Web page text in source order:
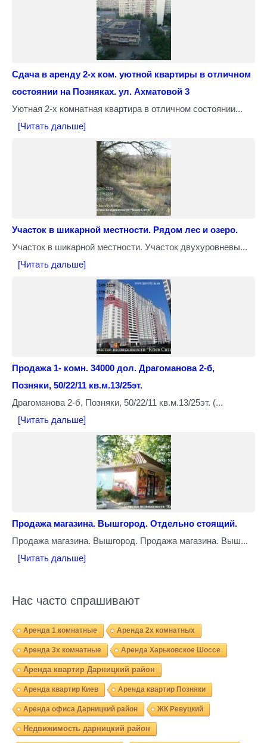
Сдача в аренду 2-х ком. уютной квартиры в отличном
состоянии на Позняках. ул. Ахматовой 3
Уютная 2-х комнатная квартира в отличном состоянии...
[Читать дальше]
Участок в шикарной местности. Рядом лес и озеро.
Участок в шикарной местности. Участок двухуровневы...
[Читать дальше]
Продажа 1- комн. 34000 дол. Драгоманова 2-б,
Позняки, 50/22/11 кв.м.13/25эт.
Драгоманова 2-б, Позняки, 50/22/11 кв.м.13/25эт. (...
[Читать дальше]
Продажа магазина. Вышгород. Отдельно стоящий.
Продажа магазина. Вышгород. Продажа магазина. Выш...
[Читать дальше]
Нас часто спрашивают
Аренда 1 комнатные Аренда 2х комнатных
Аренда 3х комнатные Аренда Харьковское Шоссе
Аренда квартир Дарницкий район
Аренда квартир Киев Аренда квартир Позняки
Аренда офиса Дарницкий район ЖК Ревуцкий
Недвижимость дарницкий район